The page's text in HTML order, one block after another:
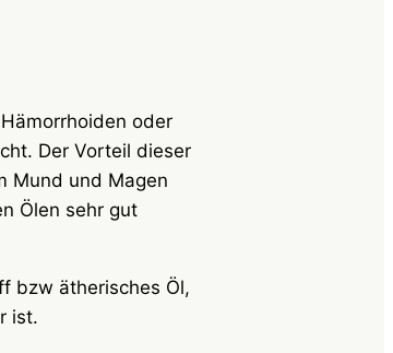
oder
Der Vorteil dieser
Mund und Magen
Ölen sehr gut
bzw ätherisches Öl,
ist.